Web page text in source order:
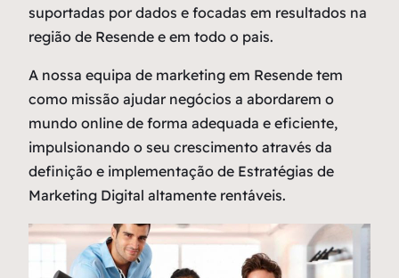
suportadas por dados e focadas em resultados na
região de Resende e em todo o pais.
A nossa equipa de marketing em Resende tem
como missão ajudar negócios a abordarem o
mundo online de forma adequada e eficiente,
impulsionando o seu crescimento através da
definição e implementação de Estratégias de
Marketing Digital altamente rentáveis.